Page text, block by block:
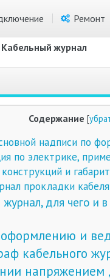
Ремонт
Кабельный журнал
Содержание [
надписи по
по электрике,
и
прокладки кабеля
для чего и
и
кабельного
напряжением